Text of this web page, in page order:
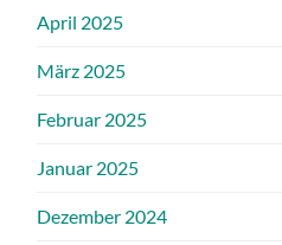
April 2025
März 2025
Februar 2025
Januar 2025
Dezember 2024